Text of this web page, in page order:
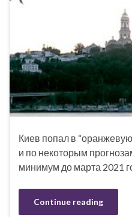
Киев попал в
и по некоторым
минимум до марта 2021
Continue reading